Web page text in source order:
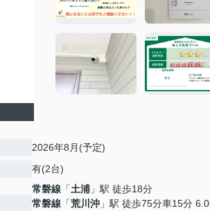
2026年8月(予定)
有(2台)
常磐線 「土浦 」駅 徒歩18分
常磐線 「荒川沖 」駅 徒歩75分車15分